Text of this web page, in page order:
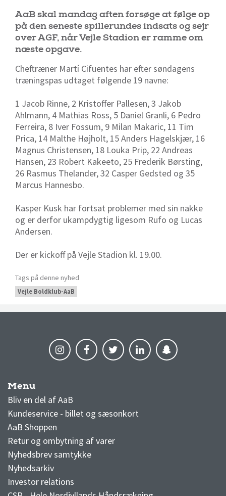
AaB skal mandag aften forsøge at følge op
på den seneste spillerundes indsats og sejr
over AGF, når Vejle Stadion er ramme om
næste opgave.
Cheftræner Martí Cifuentes har efter søndagens
træningspas udtaget følgende 19 navne:
1 Jacob Rinne, 2 Kristoffer Pallesen, 3 Jakob
Ahlmann, 4 Mathias Ross, 5 Daniel Granli, 6 Pedro
Ferreira, 8 Iver Fossum, 9 Milan Makaric, 11 Tim
Prica, 14 Malthe Højholt, 15 Anders Hagelskjær, 16
Magnus Christensen, 18 Louka Prip, 22 Andreas
Hansen, 23 Robert Kakeeto, 25 Frederik Børsting,
26 Rasmus Thelander, 32 Casper Gedsted og 35
Marcus Hannesbo.
Kasper Kusk har fortsat problemer med sin nakke
og er derfor ukampdygtig ligesom Rufo og Lucas
Andersen.
Der er kickoff på Vejle Stadion kl. 19.00.
Tags på denne nyhed
Vejle Boldklub-AaB
Menu
Bliv en del af AaB
Kundeservice - billet og sæsonkort
AaB Shoppen
Retur og ombytning af varer
Nyhedsbrev samtykke
Nyhedsarkiv
Investor relations